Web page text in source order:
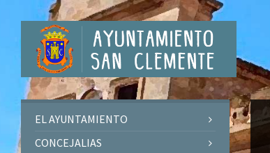
EL AYUNTAMIENTO
CONCEJALIAS